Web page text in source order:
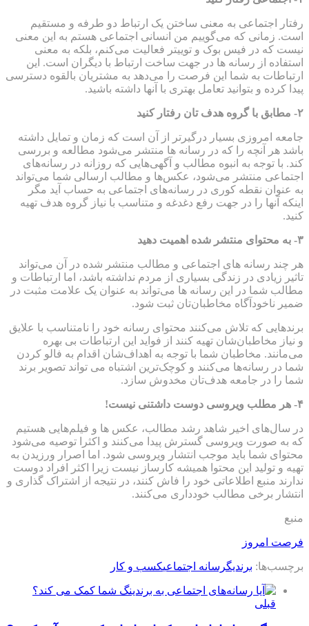
اجتماعی به معنی ساختن یک ارتباط دو طرفه و مستقیم
زمانی که می‌گوییم من انسانی اجتماعی هستم به این معنی
که در فیس بوک و توییتر فعالیت می‌کنم، بلکه به معنی
از رسانه ها در جهت ساخت ارتباط با دیگران است. این
به شما این فرصت را می‌دهد به مشتریان بالقوه دسترسی
کرده و بتوانید تعامل بهتری با آنها داشته باشید.
امروزی بسیار درگیرتر از آن است که زمان و تمایل داشته
هر آنچه را که در رسانه ها منتشر می‌شود مطالعه و بررسی
با توجه به انبوه مطالب و آگهی‌هایی که روزانه در رسانه‌های
منتشر می‌شود، عکس‌ها و مطالب ارسالی شما می‌تواند
عنوان نقطه کوری در رسانه‌های اجتماعی به حساب آید مگر
آنها را در جهت رفع دغدغه و متناسب با نیاز گروه هدف تهیه
چند رسانه های اجتماعی و مطالب منتشر شده در آن می‌تواند
زیادی در زندگی بسیاری از مردم نداشته باشد، اما ارتباطات و
شما در این رسانه ها می‌تواند به عنوان یک علامت مثبت در
ناخودآگاه مخاطبان‌تان ثبت شود.
که تلاش می‌کنند محتوای رسانه خود را نامتناسب با علایق
مخاطبان‌شان تهیه کنند از فواید این ارتباطات بی بهره
مخاطبان شما با توجه به اهداف‌شان اقدام به فالو کردن
در رسانه‌ها می‌کنند و کوچک‌ترین اشتباه می تواند تصویر برند
را در جامعه هدف‌تان مخدوش سازد.
سال‌های اخیر شاهد رشد مطالب، عکس ها و فیلم‌هایی هستیم
به صورت ویروسی گسترش پیدا می‌کنند و اکثرا توصیه می‌شود
شما باید موجب انتشار ویروسی شود. اما اصرار ورزیدن به
و تولید این محتوا همیشه کارساز نیست زیرا اکثر افراد دوست
منبع اطلاعاتی خود را فاش کنند، در نتیجه از اشتراک گذاری و
برخی مطالب خودداری می‌کنند.
امروز
برندیگ رسانه اجتماعیکسب و کار
قبلی